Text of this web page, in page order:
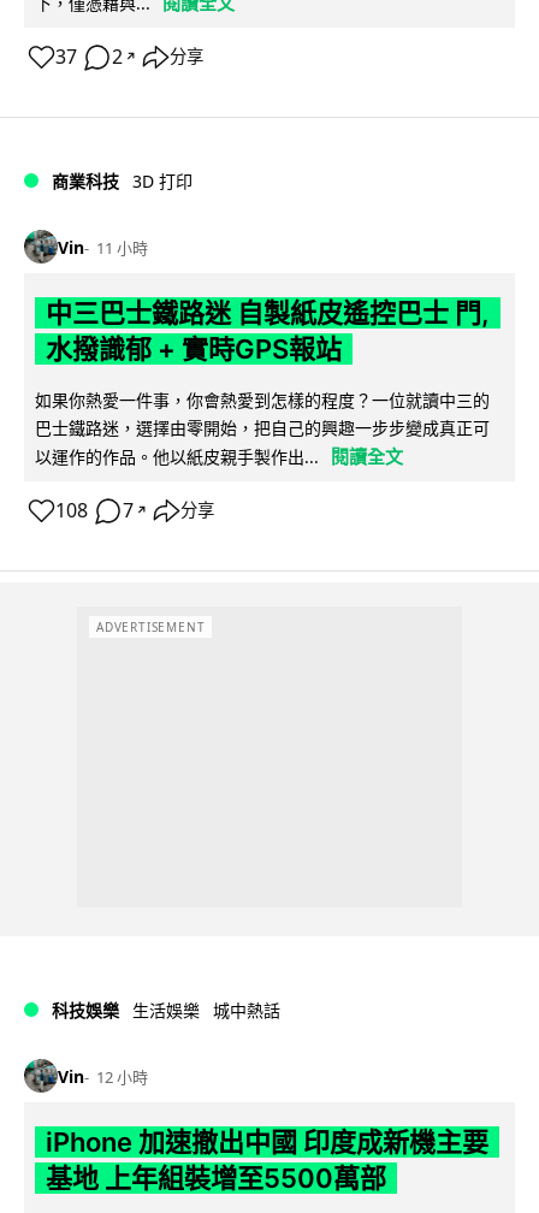
37 2 ↗ 分享
商業科技 3D 打印
Vin 11 小時
中三巴士鐵路迷 自製紙皮遙控巴士 門,
水撥識郁 + 實時GPS報站
如果你熱愛一件事，你會熱愛到怎樣的程度？一位就讀中三的
巴士鐵路迷，選擇由零開始，把自己的興趣一步步變成真正可
以運作的作品。他以紙皮親手製作出...
閱讀全文
108 7 ↗ 分享
ADVERTISEMENT
科技娛樂 生活娛樂 城中熱話
Vin 12 小時
iPhone 加速撤出中國 印度成新機主要
基地 上年組裝增至5500萬部